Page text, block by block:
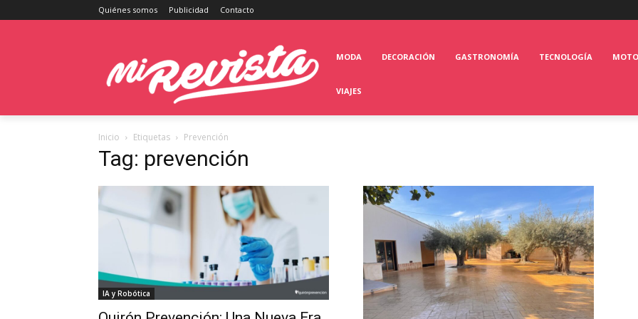
Quiénes somos Publicidad Contacto
MODA DECORACIÓN GASTRONOMÍA TECNOLOGÍA
VIAJES
Inicio Etiquetas Prevención
Tag: prevención
IA y Robótica